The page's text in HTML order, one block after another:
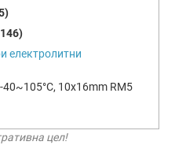
електролитни
40~105°C, 10x16mm RM5
цел!